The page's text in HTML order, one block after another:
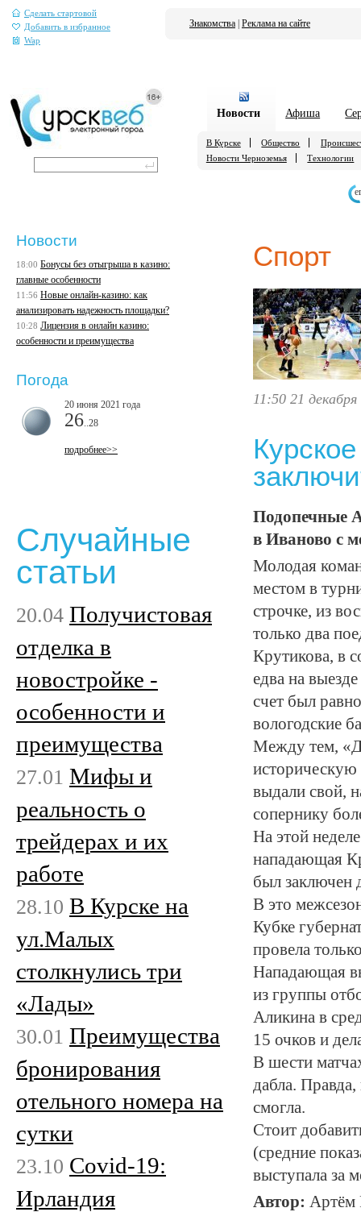
Сделать стартовой
Добавить в избранное
Wap
Знакомства Реклама на сайте
Новости Афиша
В Курске Общество
Новости Черноземья
Технологии
Спорт
11:50 21 декабря
Подопечные
в Иваново с
Молодая
местом в
строчке, из
только два
Крутикова, в
едва на
счет был
вологодские
Между тем,
выдали свой,
сопернику
На этой
нападающая
был заключен
В это
Кубке
провела
Нападающая
из группы
Аликина в
15 очков и
В шести
дабла.
смогла.
Стоит
(средние
выступала за
Автор:
Новости
18:00 Бонусы без отыгрыша в казино:
главные особенности
11:56 Новые онлайн-казино: как
анализировать надежность площадки?
10:28 Лицензия в онлайн казино:
особенности и преимущества
Погода
20 июня 2021 года
26 ..28
подробнее>>
Случайные
статьи
20.04 Получистовая
отделка в
новостройке -
особенности и
преимущества
27.01 Мифы и
реальность о
трейдерах и их
работе
28.10 В Курске на
ул.Малых
столкнулись три
«Лады»
30.01 Преимущества
бронирования
отельного номера на
сутки
23.10 Covid-19:
Ирландия